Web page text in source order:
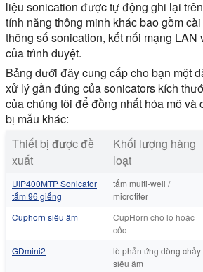
liệu sonication được tự động ghi lại
tính năng thông minh khác bao gồm
thông số sonication, kết nối mạng
của trình duyệt.
Bảng dưới đây cung cấp cho bạn một
xử lý gần đúng của sonicators kích
của chúng tôi để đồng nhất hóa mô và
bị mẫu khác:
Thiết bị được đề
xuất
Khối lượng hàng
loạt
UIP400MTP Sonicator
tấm 96 giếng
tấm multi-well /
microtiter
Cuphorn siêu âm
CupHorn cho lọ hoặc
cốc
GDmini2
lò phản ứng dòng chảy
siêu âm